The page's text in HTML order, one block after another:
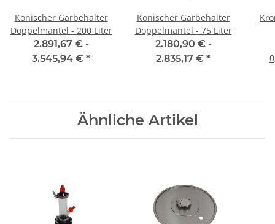
Konischer Gärbehälter
Doppelmantel - 200 Liter
2.891,67 € -
3.545,94 € *
Konischer Gärbehälter
Doppelmantel - 75 Liter
2.180,90 € -
2.835,17 € *
Ähnliche Artikel